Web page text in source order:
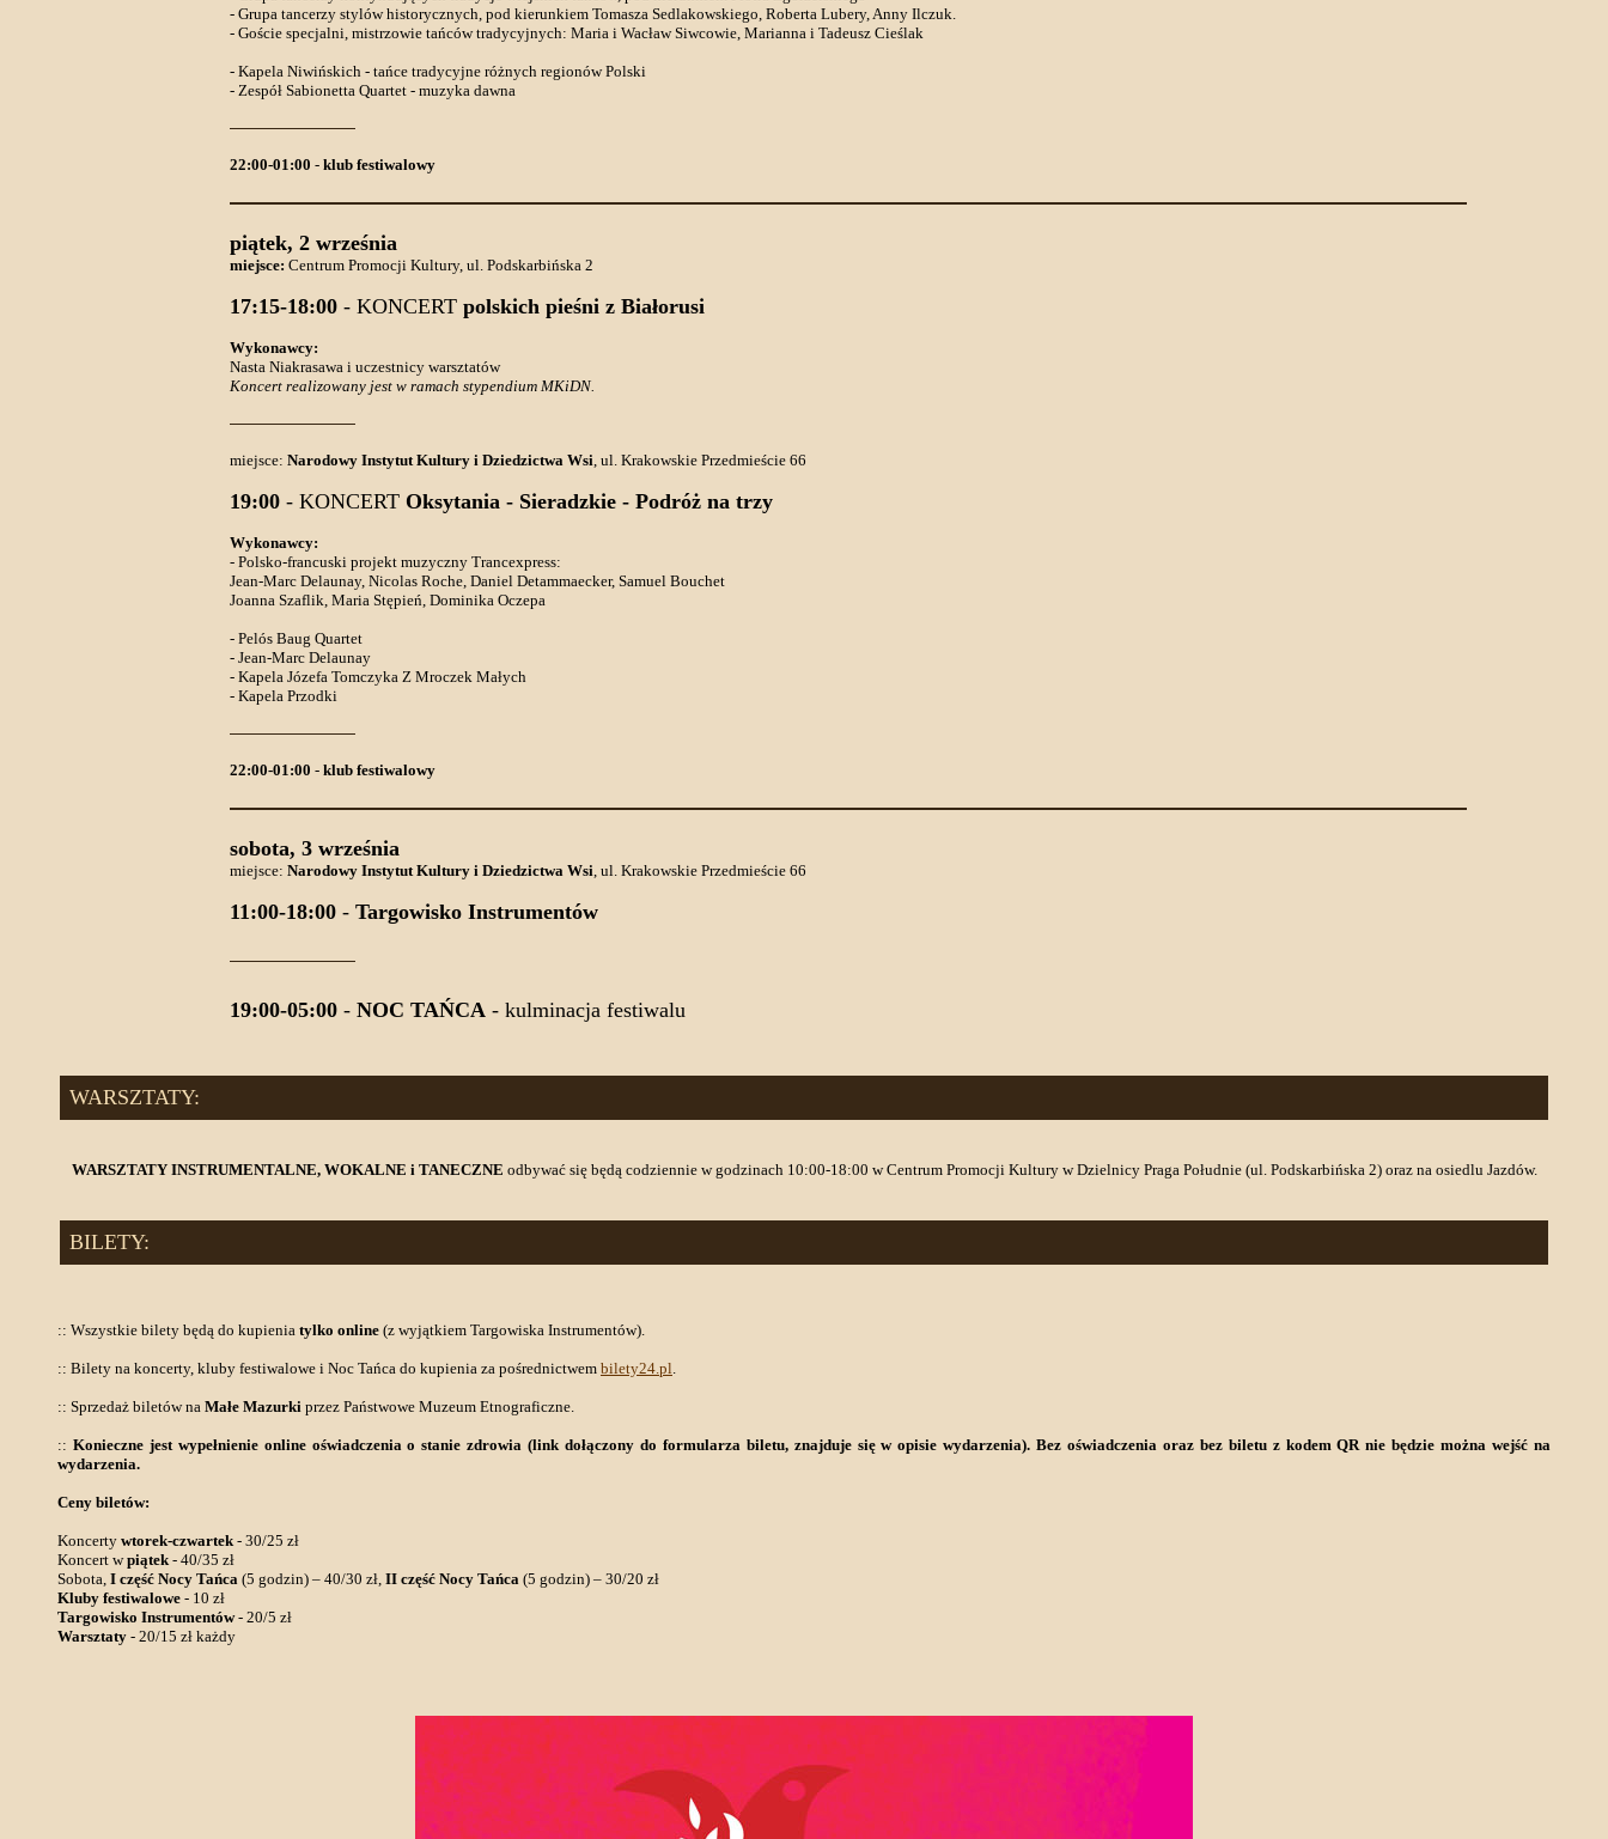
- Grupa tancerzy stylów historycznych, pod kierunkiem Tomasza Sedlakowskiego, Roberta Lubery, Anny Ilczuk.
- Goście specjalni, mistrzowie tańców tradycyjnych: Maria i Wacław Siwcowie, Marianna i Tadeusz Cieślak
- Kapela Niwińskich - tańce tradycyjne różnych regionów Polski
- Zespół Sabionetta Quartet - muzyka dawna
22:00-01:00 - klub festiwalowy
piątek, 2 września
miejsce: Centrum Promocji Kultury, ul. Podskarbińska 2
17:15-18:00- KONCERT polskich pieśni z Białorusi
Wykonawcy:
Nasta Niakrasawa i uczestnicy warsztatów
Koncert realizowany jest w ramach stypendium MKiDN.
miejsce: Narodowy Instytut Kultury i Dziedzictwa Wsi, ul. Krakowskie Przedmieście 66
19:00- KONCERT Oksytania - Sieradzkie - Podróż na trzy
Wykonawcy:
- Polsko-francuski projekt muzyczny Trancexpress:
Jean-Marc Delaunay, Nicolas Roche, Daniel Detammaecker, Samuel Bouchet
Joanna Szaflik, Maria Stępień, Dominika Oczepa
- Pelós Baug Quartet
- Jean-Marc Delaunay
- Kapela Józefa Tomczyka Z Mroczek Małych
- Kapela Przodki
22:00-01:00 - klub festiwalowy
sobota, 3 września
miejsce: Narodowy Instytut Kultury i Dziedzictwa Wsi, ul. Krakowskie Przedmieście 66
11:00-18:00- Targowisko Instrumentów
19:00-05:00- NOC TAŃCA- kulminacja festiwalu
WARSZTATY:
WARSZTATY INSTRUMENTALNE, WOKALNE i TANECZNE odbywać się będą codziennie w godzinach 10:00-18:00 w Centrum Promocji Kultury w Dzielnicy Praga Południe (ul. Podskarbińska 2) oraz na osiedlu Jazdów.
BILETY:
:: Wszystkie bilety będą do kupienia tylko online (z wyjątkiem Targowiska Instrumentów).
:: Bilety na koncerty, kluby festiwalowe i Noc Tańca do kupienia za pośrednictwem bilety24.pl.
:: Sprzedaż biletów na Małe Mazurki przez Państwowe Muzeum Etnograficzne.
:: Konieczne jest wypełnienie online oświadczenia o stanie zdrowia (link dołączony do formularza biletu, znajduje się w opisie wydarzenia). Bez oświadczenia oraz bez biletu z kodem QR nie będzie można wejść na
wydarzenia.
Ceny biletów:
Koncerty wtorek-czwartek- 30/25 zł
Koncert wpiątek- 40/35 zł
Sobota, I część Nocy Tańca (5 godzin) – 40/30 zł, II część Nocy Tańca (5 godzin) – 30/20 zł
Kluby festiwalowe - 10 zł
Targowisko Instrumentów- 20/5 zł
Warsztaty - 20/15 zł każdy